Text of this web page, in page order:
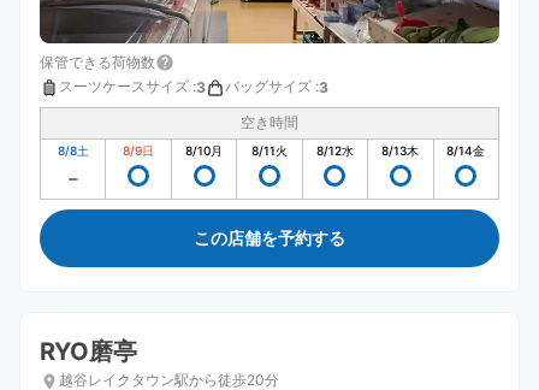
保管できる荷物数
スーツケースサイズ :3 バッグサイズ :3
空き時間
8/8土 8/9日 8/10月 8/11火 8/12水 8/13木 8/14金
この店舗を予約する
RYO磨亭
越谷レイクタウン駅から徒歩20分